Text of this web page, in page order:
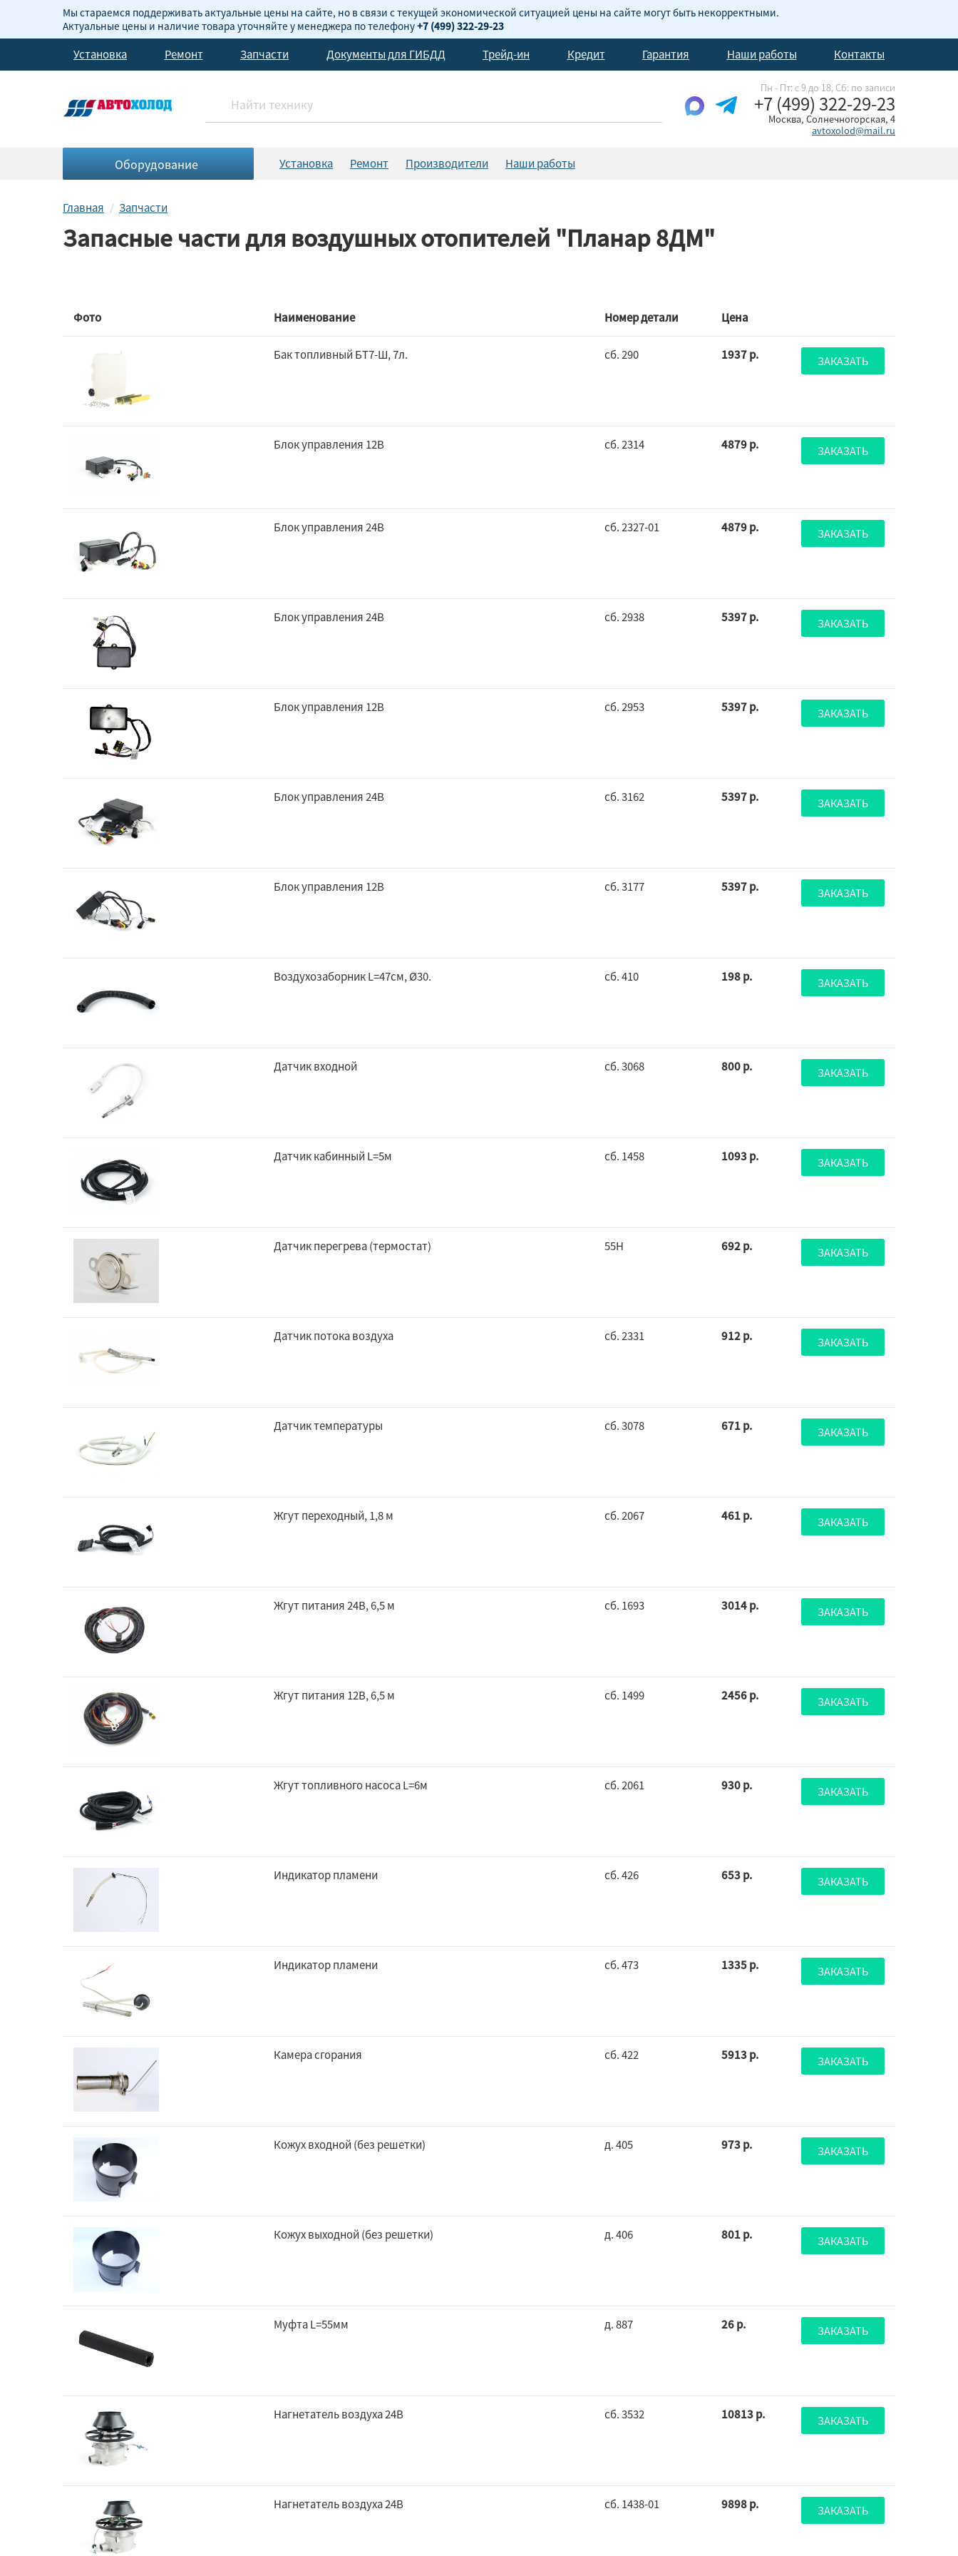
Мы стараемся поддерживать актуальные цены на сайте, но в связи с текущей экономической ситуацией цены на сайте могут быть некорректными.
Актуальные цены и наличие товара уточняйте у менеджера по телефону+7 (499) 322-29-23
Установка Ремонт Запчасти Документы для ГИБДД Трейд-ин Кредит Гарантия Наши работы Контакты
Пн - Пт: с 9 до 18, Cб: по записи
+7 (499) 322-29-23
Москва, Солнечногорская, 4
avtoxolod@mail.ru
Оборудование Установка Ремонт Производители Наши работы
Главная Запчасти
Запасные части для воздушных отопителей "Планар 8ДМ"
Фото Наименование Номер детали Цена
Бак топливный БТ7-Ш, 7л. сб. 290 1937 р. ЗАКАЗАТЬ
Блок управления 12В сб. 2314 4879 р. ЗАКАЗАТЬ
Блок управления 24В сб. 2327-01 4879 р. ЗАКАЗАТЬ
Блок управления 24В сб. 2938 5397 р. ЗАКАЗАТЬ
Блок управления 12В сб. 2953 5397 р. ЗАКАЗАТЬ
Блок управления 24В сб. 3162 5397 р. ЗАКАЗАТЬ
Блок управления 12В сб. 3177 5397 р. ЗАКАЗАТЬ
Воздухозаборник L=47см, Ø30. сб. 410 198 р. ЗАКАЗАТЬ
Датчик входной сб. 3068 800 р. ЗАКАЗАТЬ
Датчик кабинный L=5м сб. 1458 1093 р. ЗАКАЗАТЬ
Датчик перегрева (термостат) 55H 692 р. ЗАКАЗАТЬ
Датчик потока воздуха сб. 2331 912 р. ЗАКАЗАТЬ
Датчик температуры сб. 3078 671 р. ЗАКАЗАТЬ
Жгут переходный, 1,8 м сб. 2067 461 р. ЗАКАЗАТЬ
Жгут питания 24В, 6,5 м сб. 1693 3014 р. ЗАКАЗАТЬ
Жгут питания 12В, 6,5 м сб. 1499 2456 р. ЗАКАЗАТЬ
Жгут топливного насоса L=6м сб. 2061 930 р. ЗАКАЗАТЬ
Индикатор пламени сб. 426 653 р. ЗАКАЗАТЬ
Индикатор пламени сб. 473 1335 р. ЗАКАЗАТЬ
Камера сгорания сб. 422 5913 р. ЗАКАЗАТЬ
Кожух входной (без решетки) д. 405 973 р. ЗАКАЗАТЬ
Кожух выходной (без решетки) д. 406 801 р. ЗАКАЗАТЬ
Муфта L=55мм д. 887 26 р. ЗАКАЗАТЬ
Нагнетатель воздуха 24В сб. 3532 10813 р. ЗАКАЗАТЬ
Нагнетатель воздуха 24В сб. 1438-01 9898 р. ЗАКАЗАТЬ